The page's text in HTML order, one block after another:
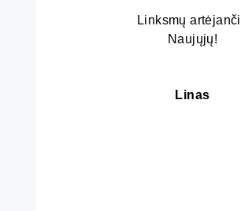
Linksmų
Naujųjų!
Linas